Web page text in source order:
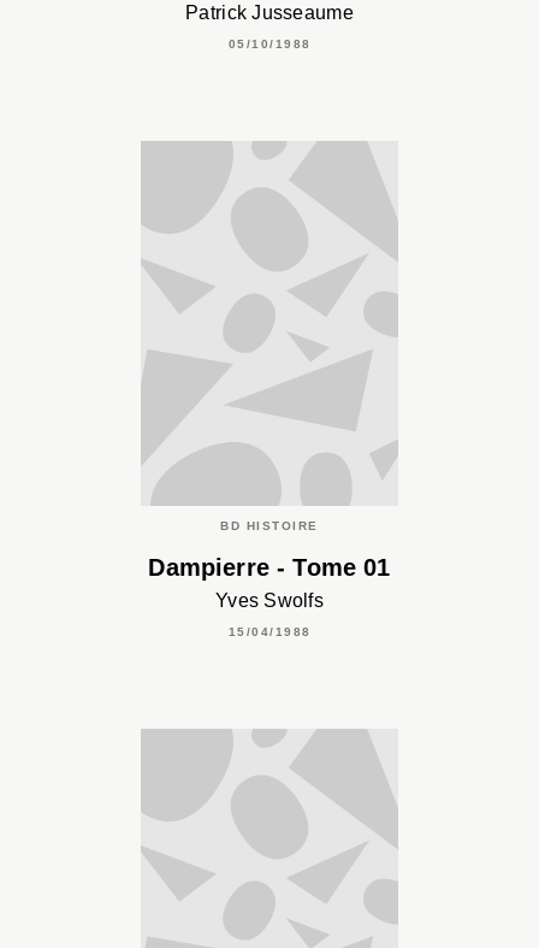
Patrick Jusseaume
05/10/1988
BD HISTOIRE
Dampierre - Tome 01
Yves Swolfs
15/04/1988